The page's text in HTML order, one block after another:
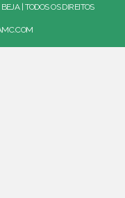
| TODOS OS DIREITOS